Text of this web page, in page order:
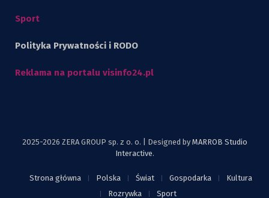
Sport
Polityka Prywatności i RODO
Reklama na portalu visinfo24.pl
2025-2026 ZERA GROUP sp. z o. o. | Designed by MARROB Studio
Interactive.
Strona główna Polska Świat Gospodarka
Kultura
Rozrywka
Sport